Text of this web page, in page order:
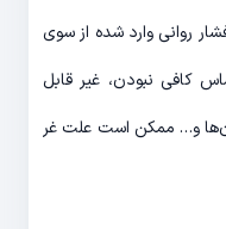
روانی وارد شده از سوی
کافی نبودن، غیر قابل
و… ممکن است علت غر